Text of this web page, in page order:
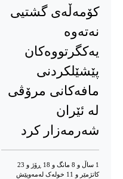
كۆمەڵەی گشتیی
نەتەوە
یەکگرتووەکان
پێشێلکردنی
مافەکانی مرۆڤی
لە ئێران
شەرمەزار کرد
1 ساڵ و 8 مانگ و 18 ڕۆژ و 23
کاتژمێر و 11 خوله‌ک له‌مه‌وپێش‌